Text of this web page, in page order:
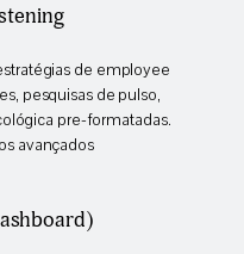
de employee
pesquisas de pulso,
pre-formatadas.
avançados